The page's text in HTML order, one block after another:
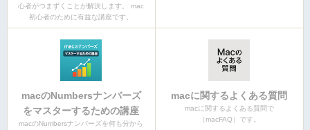
心者がつまずくことが解決します。 mac
初心者のために有益な講座です。
macのNumbersナンバーズ
をマスターするための講座
macのNumbersナンバーズを何も分から
macに関するよくある質問
macに関するよくある質問で
（macFAQ）です。